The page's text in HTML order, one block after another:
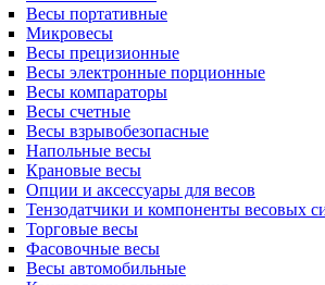
Весы портативные
Микровесы
Весы прецизионные
Весы электронные порционные
Весы компараторы
Весы счетные
Весы взрывобезопасные
Напольные весы
Крановые весы
Опции и аксессуары для весов
Тензодатчики и компоненты весовых
Торговые весы
Фасовочные весы
Весы автомобильные